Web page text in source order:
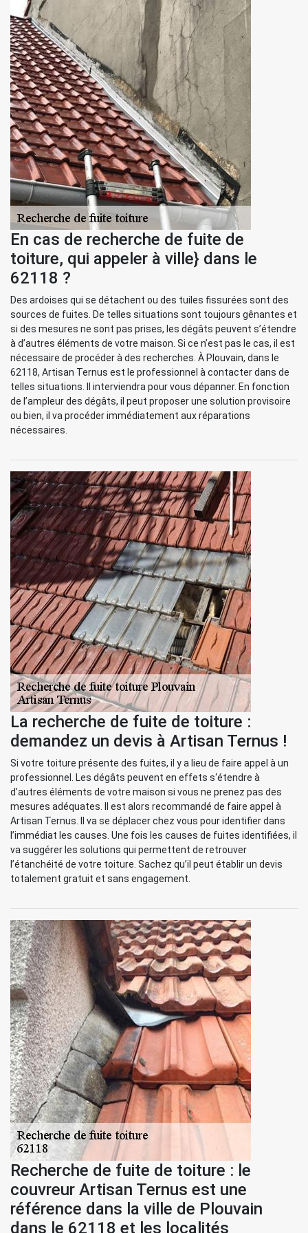
En cas de recherche de fuite de
toiture, qui appeler à ville} dans le
62118 ?
Des ardoises qui se détachent ou des tuiles fissurées sont des
sources de fuites. De telles situations sont toujours gênantes et
si des mesures ne sont pas prises, les dégâts peuvent s’étendre
à d’autres éléments de votre maison. Si ce n’est pas le cas, il est
nécessaire de procéder à des recherches. À Plouvain, dans le
62118, Artisan Ternus est le professionnel à contacter dans de
telles situations. Il interviendra pour vous dépanner. En fonction
de l’ampleur des dégâts, il peut proposer une solution provisoire
ou bien, il va procéder immédiatement aux réparations
nécessaires.
La recherche de fuite de toiture :
demandez un devis à Artisan Ternus !
Si votre toiture présente des fuites, il y a lieu de faire appel à un
professionnel. Les dégâts peuvent en effets s‘étendre à
d’autres éléments de votre maison si vous ne prenez pas des
mesures adéquates. Il est alors recommandé de faire appel à
Artisan Ternus. Il va se déplacer chez vous pour identifier dans
l’immédiat les causes. Une fois les causes de fuites identifiées, il
va suggérer les solutions qui permettent de retrouver
l’étanchéité de votre toiture. Sachez qu’il peut établir un devis
totalement gratuit et sans engagement.
Recherche de fuite de toiture : le
couvreur Artisan Ternus est une
référence dans la ville de Plouvain
dans le 62118 et les localités